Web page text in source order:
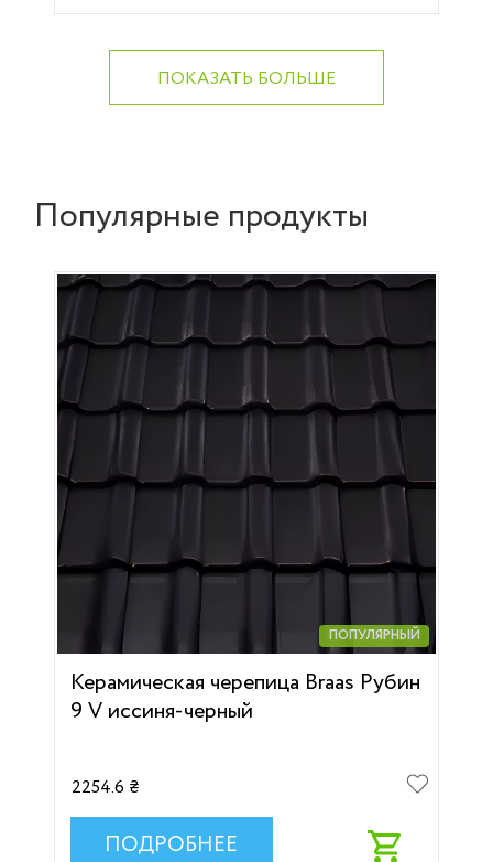
ПОКАЗАТЬ БОЛЬШЕ
Популярные продукты
ПОПУЛЯРНЫЙ
Керамическая черепица Braas Рубин
9 V иссиня-черный
2254.6 ₴
ПОДРОБНЕЕ